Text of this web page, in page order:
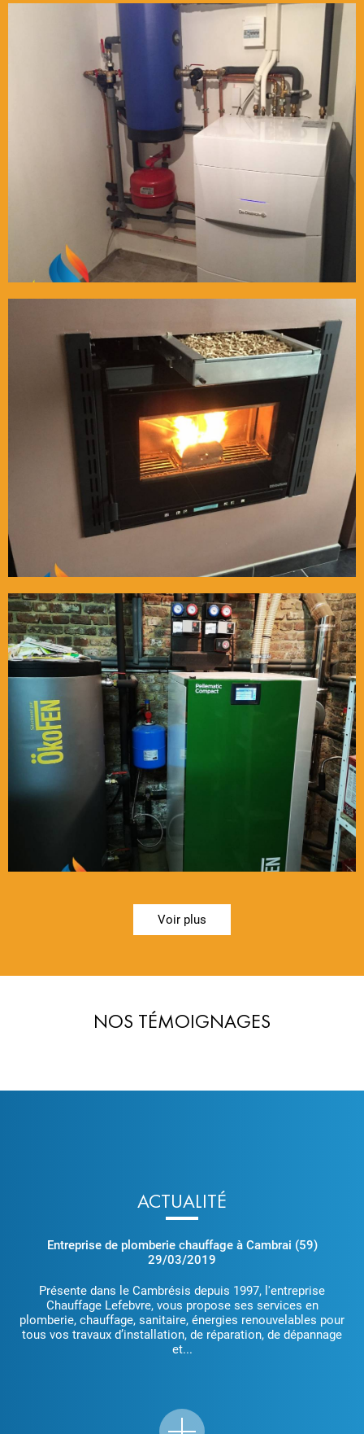
Voir plus
NOS TÉMOIGNAGES
ACTUALITÉ
Entreprise de plomberie chauffage à Cambrai (59)
29/03/2019
Présente dans le Cambrésis depuis 1997, l'entreprise
Chauffage Lefebvre, vous propose ses services en
plomberie, chauffage, sanitaire, énergies renouvelables pour
tous vos travaux d’installation, de réparation, de dépannage
et...